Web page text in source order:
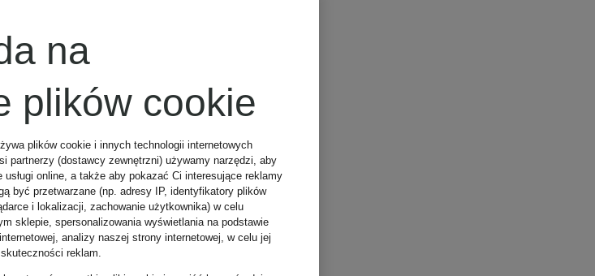
na
plików cookie
plików cookie i innych technologii internetowych
partnerzy (dostawcy zewnętrzni) używamy narzędzi, aby
online, a także aby pokazać Ci interesujące reklamy
być przetwarzane (np. adresy IP, identyfikatory plików
i lokalizacji, zachowanie użytkownika) w celu
sklepie, spersonalizowania wyświetlania na podstawie
analizy naszej strony internetowej, w celu jej
reklam.